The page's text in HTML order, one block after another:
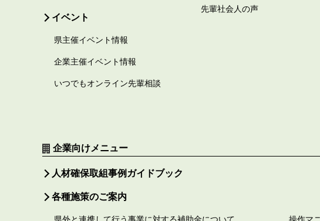
イベント
県主催イベント情報
企業主催イベント情報
いつでもオンライン先輩相談
先輩社会人の声
企業向けメニュー
人材確保取組事例ガイドブック
各種施策のご案内
県外と連携して行う事業に対する補助金について 操作マ